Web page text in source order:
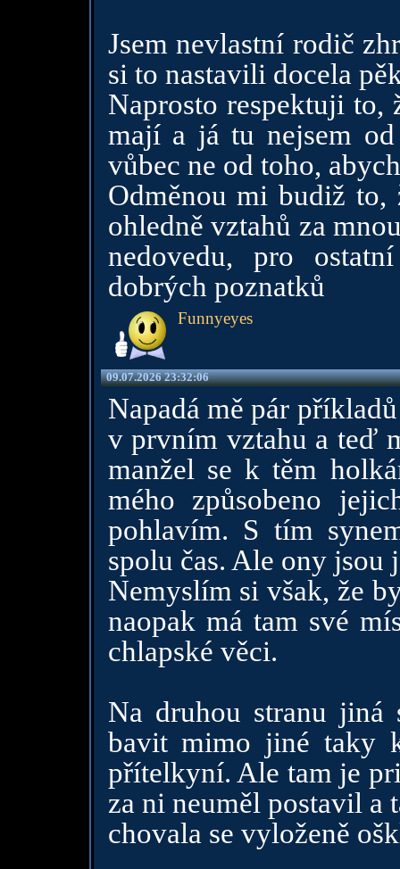
Jsem nevlastní rodič
si to nastavili docela
Naprosto respektuji
mají a já tu nejsem
vůbec ne od toho,
Odměnou mi budiž
ohledně vztahů za
nedovedu, pro
dobrých poznatků
Funnyeyes
09.07.2026 23:32:06
Napadá mě pár
v prvním vztahu a teď
manžel se k těm
mého způsobeno
pohlavím. S tím
spolu čas. Ale ony jsou
Nemyslím si však, že
naopak má tam své
chlapské věci.
Na druhou stranu jiná
bavit mimo jiné taky
přítelkyní. Ale tam je
za ni neuměl postavil a
chovala se vyloženě